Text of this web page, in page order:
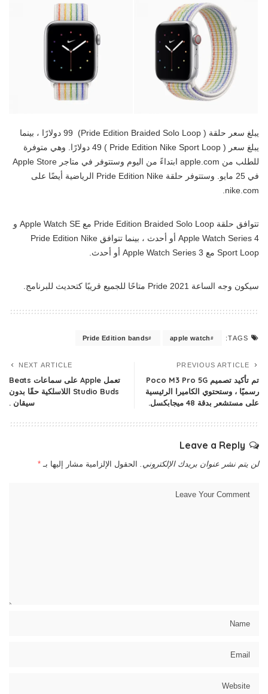
يبلغ سعر حلقة ( Pride Edition Braided Solo Loop) 99 دولارًا ، بينما
يبلغ سعر ( Pride Edition Nike Sport Loop ) 49 دولارًا. وهي متوفرة
للطلب من apple.com ابتداءً من اليوم وستتوفر في متاجر Apple Store
في 25 مايو. وستتوفر حلقة Pride Edition Nike الرياضية أيضًا على
nike.com.
تتوافق حلقة Pride Edition Braided Solo Loop مع Apple Watch SE و
Apple Watch Series 4 أو أحدث ، بينما تتوافق Pride Edition Nike
Sport Loop مع Apple Watch Series 3 أو أحدث.
سيكون وجه الساعة 2021 Pride متاحًا للجميع قريبًا كتحديث للبرنامج.
TAGS:
apple watch
Pride Edition bands
PREVIOUS ARTICLE
تم تأكيد تصميم Poco M3 Pro 5G
رسميًا ، وستحتوي الكاميرا الرئيسية
على مستشعر بدقة 48 ميجابكسل.
NEXT ARTICLE
تعمل Apple على سماعات Beats
Studio Buds اللاسلكية حقًا بدون
سيقان .
Leave a Reply
لن يتم نشر عنوان بريدك الإلكتروني. الحقول الإلزامية مشار إليها بـ *